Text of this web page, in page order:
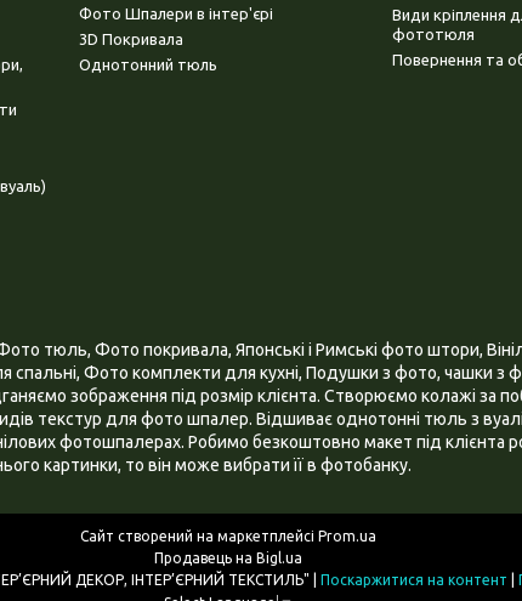
Фото Шпалери в інтер'єрі
3D Покривала
Однотонний тюль
Види кріплення
фототюля
Повернення та
тюль, Фото покривала, Японські і Римські фото штори,
Фото комплекти для кухні, Подушки з фото, чашки з
зображення під розмір клієнта. Створюємо колажі за
текстур для фото шпалер. Відшиває однотонні тюль з
фотошпалерах. Робимо безкоштовно макет під клієнта
картинки, то він може вибрати її в фотобанку.
Сайт створений на маркетплейсі Prom.ua
Продавець на Bigl.ua
Поскаржитися на контент